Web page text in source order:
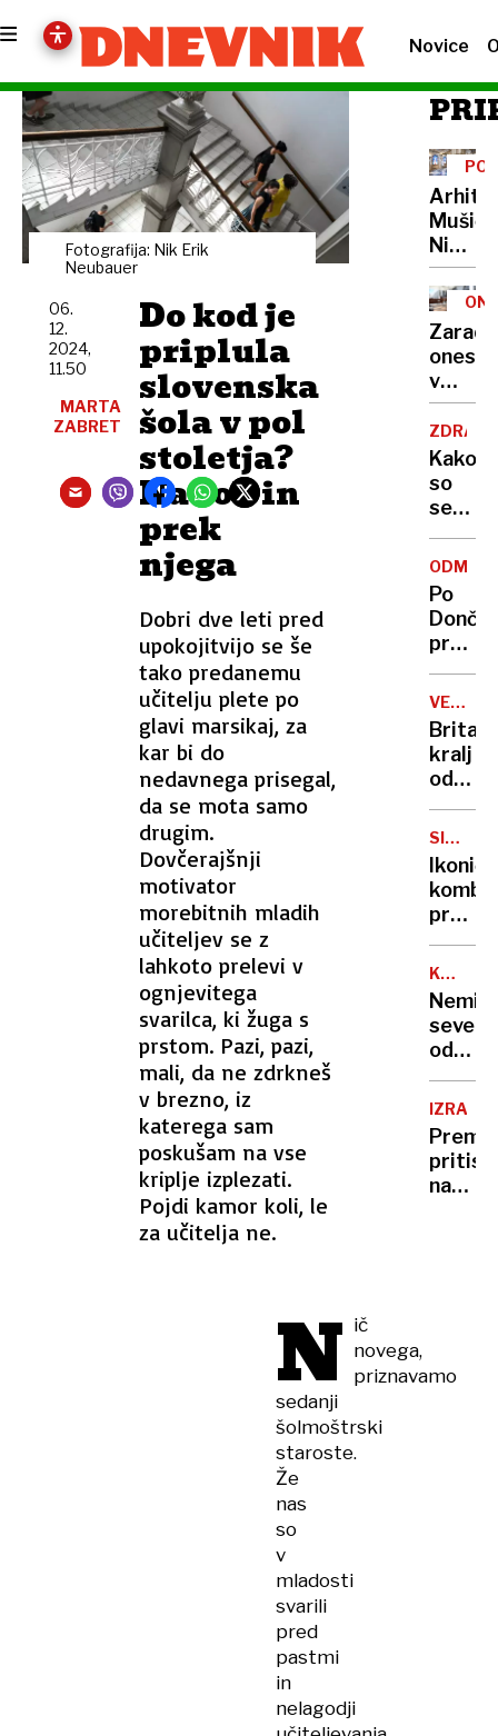
Novice
Fotografija: Nik Erik
Neubauer
Do kod je
priplula
slovenska
šola v pol
stoletja?
Na rob in
prek
njega
Dobri dve leti pred
upokojitvijo se še
tako predanemu
učitelju plete po
glavi marsikaj, za
kar bi do
nedavnega prisegal,
da se mota samo
drugim.
Dovčerajšnji
motivator
morebitnih mladih
učiteljev se z
lahkoto prelevi v
ognjevitega
svarilca, ki žuga s
prstom. Pazi, pazi,
mali, da ne zdrkneš
v brezno, iz
katerega sam
poskušam na vse
kriplje izplezati.
Pojdi kamor koli, le
za učitelja ne.
06.
12.
2024,
11.50
MARTA
ZABRET
N ič
novega,
priznavamo
sedanji
šolmoštrski
staroste.
Že
nas
so
v
mladosti
svarili
pred
pastmi
in
nelagodji
Mušič:
Nikoli
nisem
da je
to v
moji
Zaradi
v
delu
voda
Kako
so
se
cilji
vlade
Po
Karma
je
psica,
Nico
pa
njen
sin
VELIKA
kralj
zaradi
raka
SIMBOL
kombi
75.
rojstni
dan
Nemir
od
ZDA
IZRAEL
na